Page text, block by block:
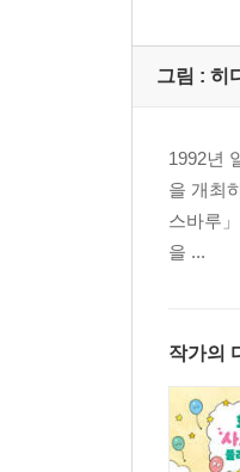
그림 : 히
1992년
을 개최
스바루
을 ...
작가의